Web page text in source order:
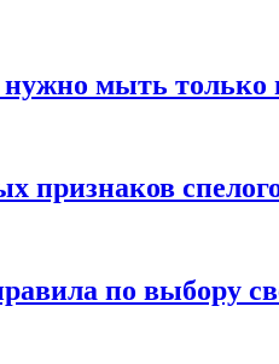
мыть только
признаков
по выбору